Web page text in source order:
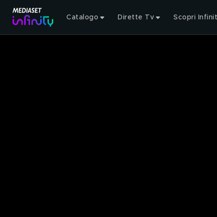
Catalogo Dirette Tv Scopri